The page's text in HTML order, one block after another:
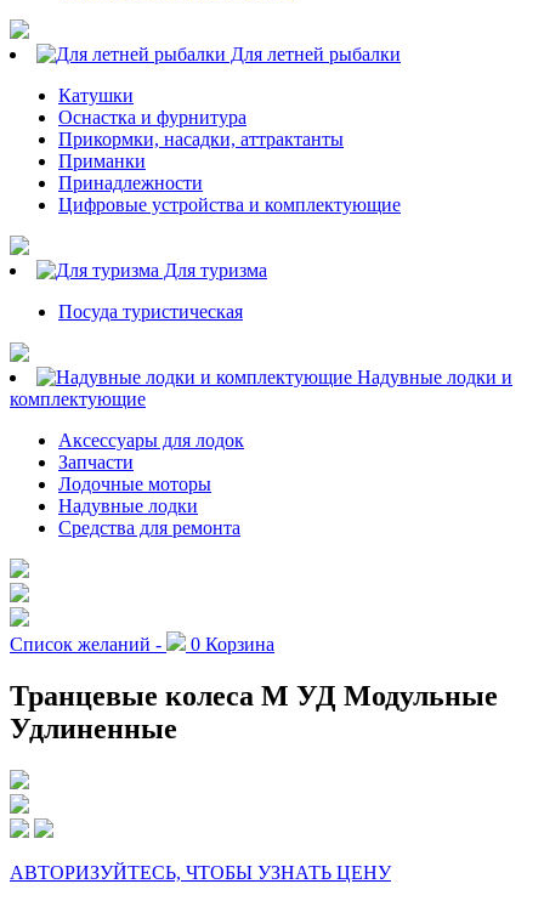
Для летней рыбалки
Катушки
Оснастка и фурнитура
Прикормки, насадки, аттрактанты
Приманки
Принадлежности
Цифровые устройства и комплектующие
Для туризма
Посуда туристическая
Надувные лодки и
комплектующие
Аксессуары для лодок
Запчасти
Лодочные моторы
Надувные лодки
Средства для ремонта
Список желаний - 0 Корзина
Транцевые колеса М УД Модульные
Удлиненные
АВТОРИЗУЙТЕСЬ, ЧТОБЫ УЗНАТЬ ЦЕНУ